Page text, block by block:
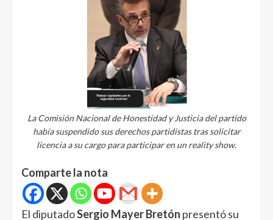
La Comisión Nacional de Honestidad y Justicia del partido
había suspendido sus derechos partidistas tras solicitar
licencia a su cargo para participar en un reality show.
Comparte la nota
El diputadoSergio Mayer Bretón presentó su